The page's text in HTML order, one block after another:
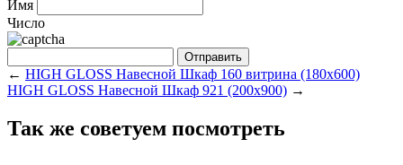
Имя
Число
← HIGH GLOSS Навесной Шкаф 160 витрина (180x600)
HIGH GLOSS Навесной Шкаф 921 (200x900) →
Так же советуем посмотреть